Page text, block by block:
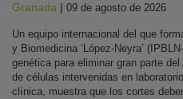
Granada | 09 de agosto de 2026
Un equipo internacional del que
y Biomedicina ‘López-Neyra’
genética para eliminar gran parte
de células intervenidas en
clínica, muestra que los cortes